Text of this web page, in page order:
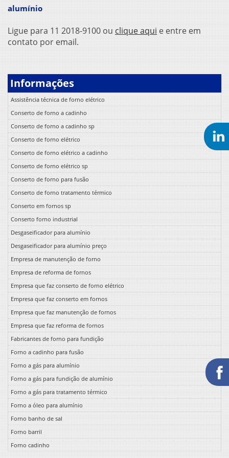
alumínio
Ligue para 11 2018-9100ou clique aqui e entre em
contato por email.
Informações
Assistência técnica de forno elétrico
Conserto de forno a cadinho
Conserto de forno a cadinho sp
Conserto de forno elétrico
Conserto de forno elétrico a cadinho
Conserto de forno elétrico sp
Conserto de forno para fusão
Conserto de forno tratamento térmico
Conserto em fornos sp
Conserto forno industrial
Desgaseificador para alumínio
Desgaseificador para alumínio preço
Empresa de manutenção de forno
Empresa de reforma de fornos
Empresa que faz conserto de forno elétrico
Empresa que faz conserto em fornos
Empresa que faz manutenção de fornos
Empresa que faz reforma de fornos
Fabricantes de forno para fundição
Forno a cadinho para fusão
Forno a gás para alumínio
Forno a gás para fundição de alumínio
Forno a gás para tratamento térmico
Forno a óleo para alumínio
Forno banho de sal
Forno barril
Forno cadinho